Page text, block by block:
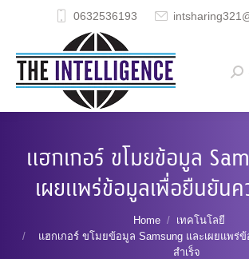
0632536193
แฮกเกอร์ ขโมยข้อมูล
เผยแพร่ข้อมูลเพื่อยืนยันค
Home
เทคโนโลยี
แฮกเกอร์ ขโมยข้อมูล Samsung และเผยแพร่
สำเร็จ